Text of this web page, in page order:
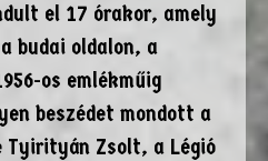
el 17 órakor, amely
budai oldalon, a
os emlékműig
beszédet mondott a
Tyirityán Zsolt, a Légió